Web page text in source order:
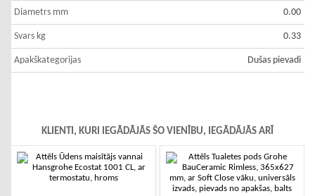
Diametrs mm 0.00
Svars kg 0.33
Apakškategorijas Dušas pievadi
KLIENTI, KURI IEGĀDĀJĀS ŠO VIENĪBU, IEGĀDĀJĀS ARĪ